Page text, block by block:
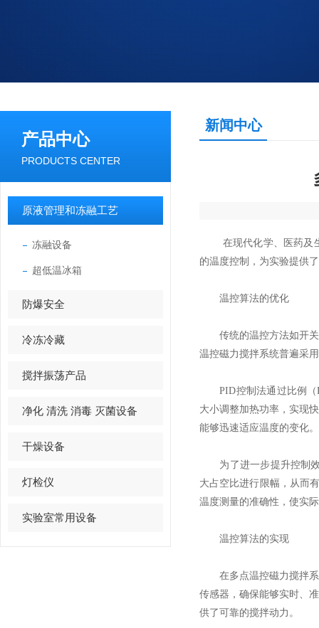
产品中心
PRODUCTS CENTER
原液管理和冻融工艺
冻融设备
超低温冰箱
防爆安全
冷冻冷藏
搅拌振荡产品
净化 清洗 消毒 灭菌设备
干燥设备
灯检仪
实验室常用设备
新闻中心
在现代化学、医药及
的温度控制，为实验提供
温控算法的优化
传统的温控方法如开关
温控磁力搅拌系统普遍采
PID控制法通过比例（P
大小调整加热功率，实现
能够迅速适应温度的变化。
为了进一步提升控制效
大占空比进行限幅，从而
温度测量的准确性，使实
温控算法的实现
在多点温控磁力搅拌系
传感器，确保能够实时、
供了可靠的搅拌动力。